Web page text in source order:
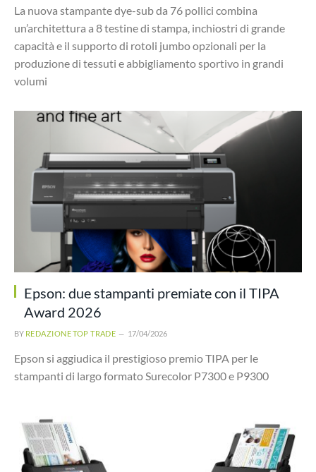
La nuova stampante dye-sub da 76 pollici combina
un’architettura a 8 testine di stampa, inchiostri di grande
capacità e il supporto di rotoli jumbo opzionali per la
produzione di tessuti e abbigliamento sportivo in grandi
volumi
Epson: due stampanti premiate con il TIPA
Award 2026
BY REDAZIONE TOP TRADE 17/04/2026
Epson si aggiudica il prestigioso premio TIPA per le
stampanti di largo formato Surecolor P7300 e P9300